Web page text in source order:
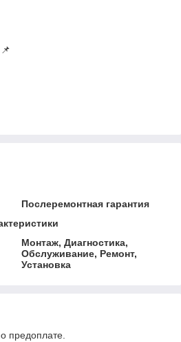
Послеремонтная гарантия
Монтаж, Диагностика,
Обслуживание, Ремонт,
Установка
предоплате.